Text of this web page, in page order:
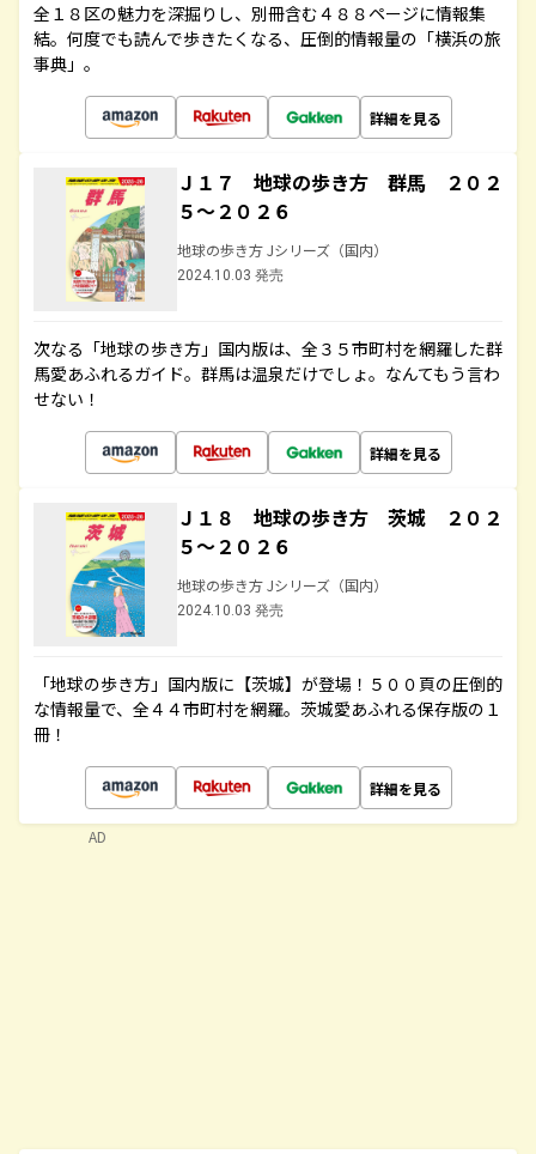
全１８区の魅力を深掘りし、別冊含む４８８ページに情報集
結。何度でも読んで歩きたくなる、圧倒的情報量の「横浜の旅
事典」。
詳細を見る
Ｊ１７ 地球の歩き方 群馬 ２０２
５～２０２６
地球の歩き方 Jシリーズ（国内）
2024.10.03 発売
次なる「地球の歩き方」国内版は、全３５市町村を網羅した群
馬愛あふれるガイド。群馬は温泉だけでしょ。なんてもう言わ
せない！
詳細を見る
Ｊ１８ 地球の歩き方 茨城 ２０２
５～２０２６
地球の歩き方 Jシリーズ（国内）
2024.10.03 発売
「地球の歩き方」国内版に【茨城】が登場！５００頁の圧倒的
な情報量で、全４４市町村を網羅。茨城愛あふれる保存版の１
冊！
詳細を見る
AD